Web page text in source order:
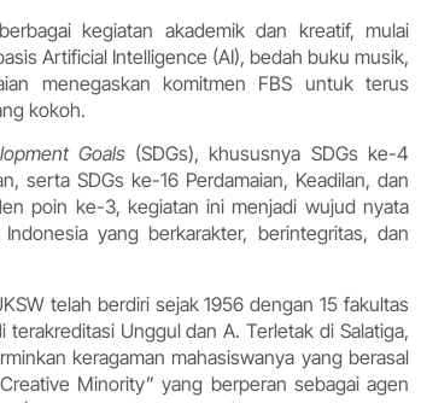
kegiatan akademik dan kreatif, mulai
Artificial Intelligence (AI), bedah buku musik,
menegaskan komitmen FBS untuk terus
kokoh.
Goals(SDGs), khususnya SDGs ke-4
serta SDGs ke-16 Perdamaian, Keadilan, dan
poin ke-3, kegiatan ini menjadi wujud nyata
yang berkarakter, berintegritas, dan
telah berdiri sejak 1956 dengan 15 fakultas
Unggul dan A. Terletak di Salatiga,
keragaman mahasiswanya yang berasal
Minority” yang berperan sebagai agen